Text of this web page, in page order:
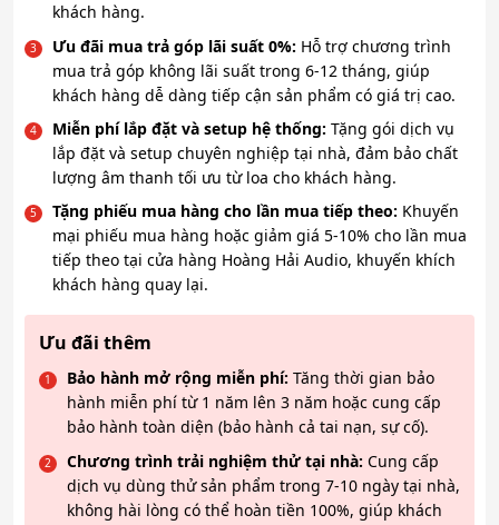
khách hàng.
Ưu đãi mua trả góp lãi suất 0%: Hỗ trợ chương trình
mua trả góp không lãi suất trong 6-12 tháng, giúp
khách hàng dễ dàng tiếp cận sản phẩm có giá trị cao.
Miễn phí lắp đặt và setup hệ thống: Tặng gói dịch vụ
lắp đặt và setup chuyên nghiệp tại nhà, đảm bảo chất
lượng âm thanh tối ưu từ loa cho khách hàng.
Tặng phiếu mua hàng cho lần mua tiếp theo: Khuyến
mại phiếu mua hàng hoặc giảm giá 5-10% cho lần mua
tiếp theo tại cửa hàng Hoàng Hải Audio, khuyến khích
khách hàng quay lại.
Ưu đãi thêm
Bảo hành mở rộng miễn phí: Tăng thời gian bảo
hành miễn phí từ 1 năm lên 3 năm hoặc cung cấp
bảo hành toàn diện (bảo hành cả tai nạn, sự cố).
Chương trình trải nghiệm thử tại nhà: Cung cấp
dịch vụ dùng thử sản phẩm trong 7-10 ngày tại nhà,
không hài lòng có thể hoàn tiền 100%, giúp khách